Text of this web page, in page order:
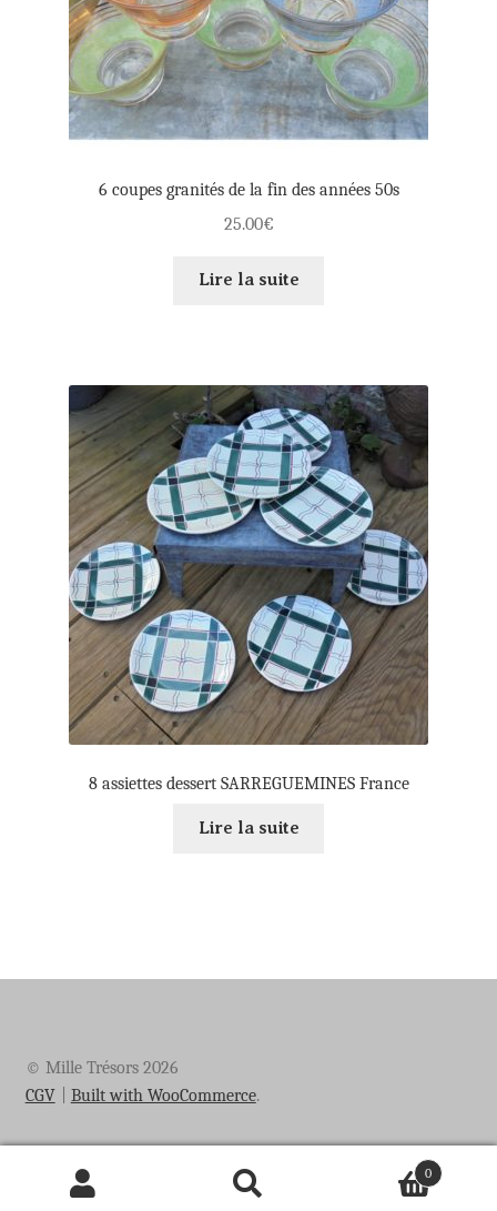
6 coupes granités de la fin des années 50s
25.00€
Lire la suite
8 assiettes dessert SARREGUEMINES France
Lire la suite
© Mille Trésors 2026
CGV
Built with WooCommerce.
Recherche
Recherche
0